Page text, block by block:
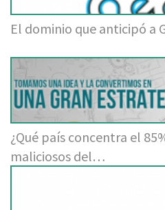
El dominio que anticipó
¿Qué país concentra el
maliciosos del…